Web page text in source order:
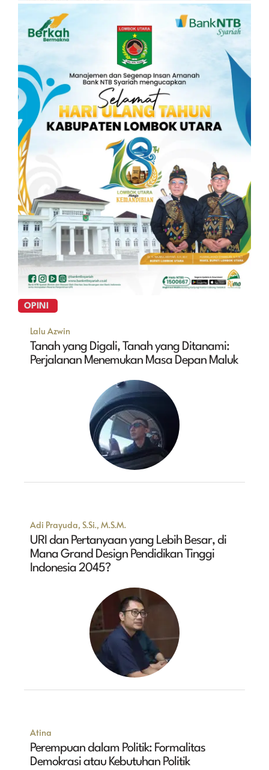
OPINI
Lalu Azwin
Tanah yang Digali, Tanah yang Ditanami:
Perjalanan Menemukan Masa Depan Maluk
Adi Prayuda, S.Si., M.S.M.
URI dan Pertanyaan yang Lebih Besar, di
Mana Grand Design Pendidikan Tinggi
Indonesia 2045?
Atina
Perempuan dalam Politik: Formalitas
Demokrasi atau Kebutuhan Politik